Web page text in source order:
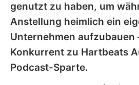
Utiq
genutzt zu haben, um
Anstellung heimlich ein
Unternehmen aufzubauen
Konkurrent zu Hartbeats
Podcast-Sparte.